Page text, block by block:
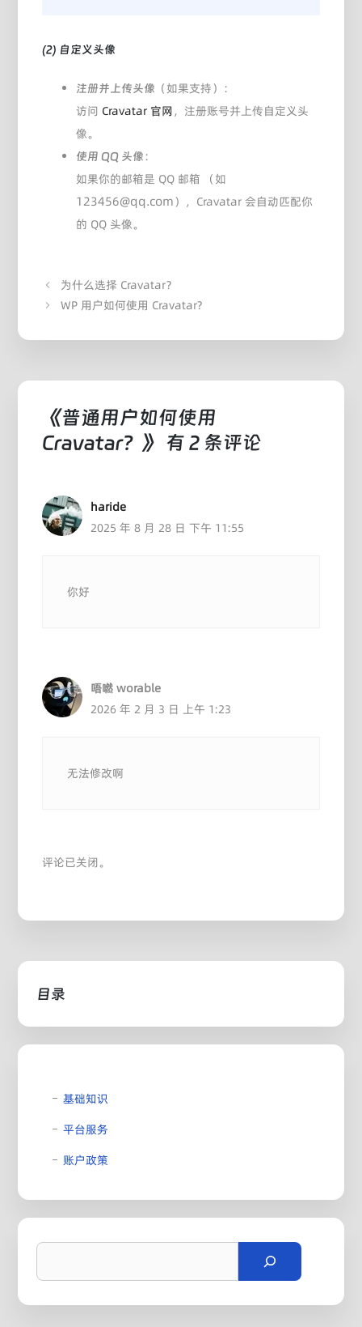
(2) 自定义头像
注册并上传头像 （如果支持）：
访问 Cravatar 官网 ，注册账号并上传自定义头
像。
使用 QQ 头像 ：
如果你的邮箱是 QQ 邮箱 （如
123456@qq.com ），Cravatar 会自动匹配你
的 QQ 头像。
为什么选择 Cravatar？
WP 用户如何使用 Cravatar?
《普通用户如何使用
Cravatar？》 有 2 条评论
haride
2025 年 8 月 28 日 下午 11:55
你好
唔嘫 worable
2026 年 2 月 3 日 上午 1:23
无法修改啊
评论已关闭。
目录
基础知识
平台服务
账户政策
索